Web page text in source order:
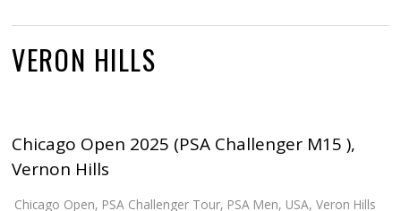
VERON HILLS
Chicago Open 2025 (PSA Challenger M15 ),
Vernon Hills
Chicago Open, PSA Challenger Tour, PSA Men, USA,Veron Hills